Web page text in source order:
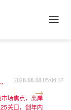
势或迎新变数 2026-08-08 05:06:37
场焦点，离岸
关口，创年内